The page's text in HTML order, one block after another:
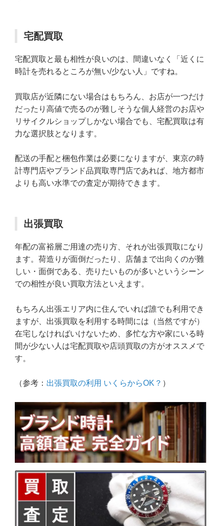
宅配買取
宅配買取と最も相性が良いのは、間違いなく「近くに
時計を売れるところが無い/少ない人」ですね。
買取店が近隣にない場合はもちろん、お店が一つだけ
だったり高値で売るのが難しそうな個人経営のお店や
リサイクルショップしかない場合でも、宅配買取は有
力な選択肢となります。
配送の手配と梱包作業は必要になりますが、東京の時
計専門店やブランド品買取専門店であれば、地方都市
よりも高い水準での査定が期待できます。
出張買取
年配の富裕層ご用達の売り方、それが出張買取になり
ます。荷造りが面倒だったり、店舗まで出向くのが難
しい・面倒である、売りたいものが多いというシーン
での相性が良い買取方法といえます。
もちろん出張エリア内に住んでいれば誰でも利用でき
ますが、出張買取を利用する時間には（当然ですが）
在宅しなければいけないため、多忙な方や家にいる時
間が少ない人は宅配買取や店頭買取の方がオススメで
す。
（参考： 出張買取の利用 いくらからOK？ ）